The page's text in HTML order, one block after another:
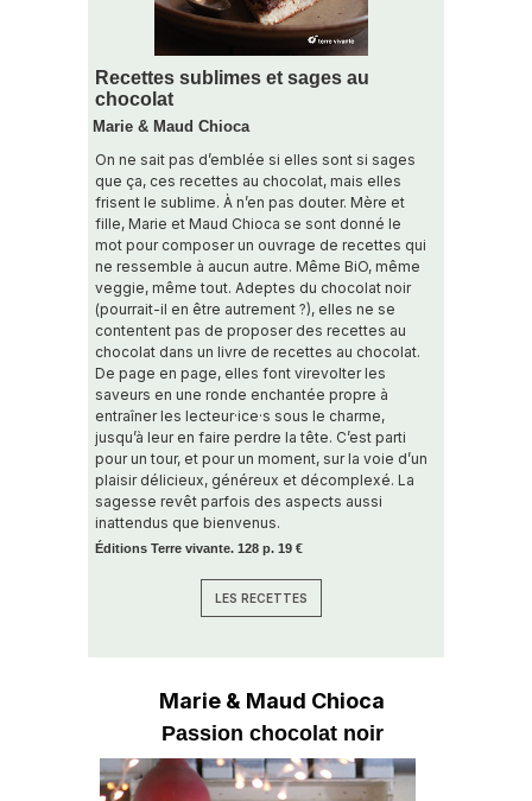
Recettes sublimes et sages au
chocolat
Marie & Maud Chioca
On ne sait pas d’emblée si elles sont si sages
que ça, ces recettes au chocolat, mais elles
frisent le sublime. À n’en pas douter. Mère et
fille, Marie et Maud Chioca se sont donné le
mot pour composer un ouvrage de recettes qui
ne ressemble à aucun autre. Même BiO, même
veggie, même tout. Adeptes du chocolat noir
(pourrait-il en être autrement ?), elles ne se
contentent pas de proposer des recettes au
chocolat dans un livre de recettes au chocolat.
De page en page, elles font virevolter les
saveurs en une ronde enchantée propre à
entraîner les lecteur·ice·s sous le charme,
jusqu’à leur en faire perdre la tête. C’est parti
pour un tour, et pour un moment, sur la voie d’un
plaisir délicieux, généreux et décomplexé. La
sagesse revêt parfois des aspects aussi
inattendus que bienvenus.
Éditions Terre vivante. 128 p. 19 €
LES RECETTES
Marie & Maud Chioca
Passion chocolat noir